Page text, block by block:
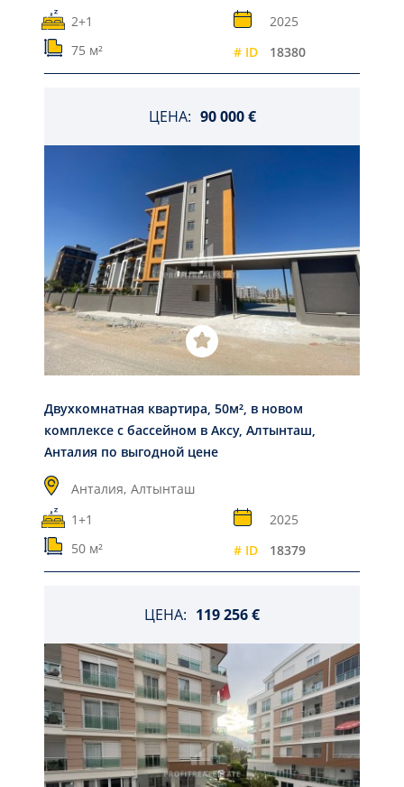
2+1
2025
75 м²
# ID 18380
ЦЕНА: 90 000 €
Двухкомнатная квартира, 50м², в новом
комплексе с бассейном в Аксу, Алтынташ,
Анталия по выгодной цене
Анталия, Алтынташ
1+1
2025
50 м²
# ID 18379
ЦЕНА: 119 256 €